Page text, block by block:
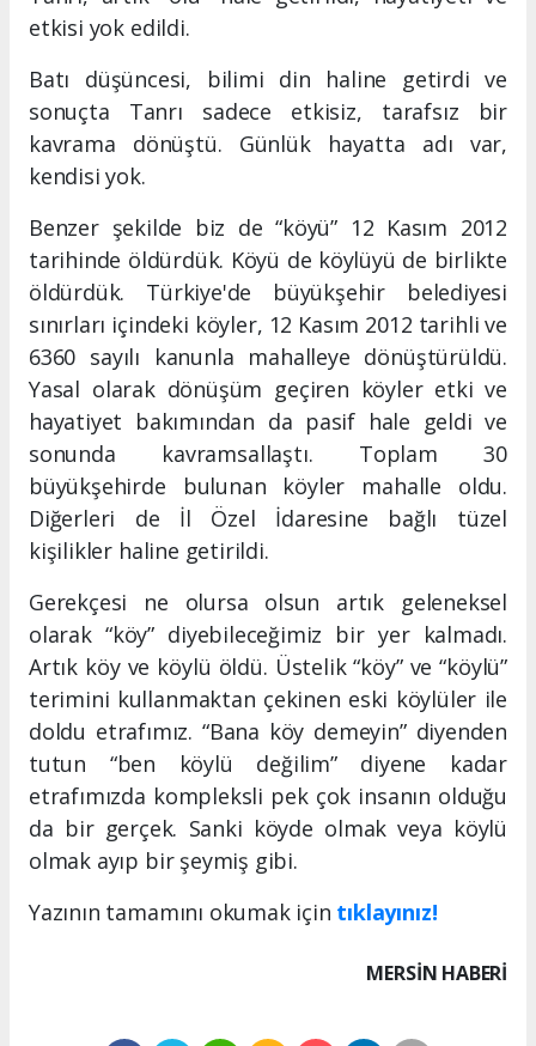
etkisi yok edildi.
Batı düşüncesi, bilimi din haline getirdi ve
sonuçta Tanrı sadece etkisiz, tarafsız bir
kavrama dönüştü. Günlük hayatta adı var,
kendisi yok.
Benzer şekilde biz de “köyü” 12 Kasım 2012
tarihinde öldürdük. Köyü de köylüyü de birlikte
öldürdük. Türkiye'de büyükşehir belediyesi
sınırları içindeki köyler, 12 Kasım 2012 tarihli ve
6360 sayılı kanunla mahalleye dönüştürüldü.
Yasal olarak dönüşüm geçiren köyler etki ve
hayatiyet bakımından da pasif hale geldi ve
sonunda kavramsallaştı. Toplam 30
büyükşehirde bulunan köyler mahalle oldu.
Diğerleri de İl Özel İdaresine bağlı tüzel
kişilikler haline getirildi.
Gerekçesi ne olursa olsun artık geleneksel
olarak “köy” diyebileceğimiz bir yer kalmadı.
Artık köy ve köylü öldü. Üstelik “köy” ve “köylü”
terimini kullanmaktan çekinen eski köylüler ile
doldu etrafımız. “Bana köy demeyin” diyenden
tutun “ben köylü değilim” diyene kadar
etrafımızda kompleksli pek çok insanın olduğu
da bir gerçek. Sanki köyde olmak veya köylü
olmak ayıp bir şeymiş gibi.
Yazının tamamını okumak için tıklayınız!
MERSIN HABERİ